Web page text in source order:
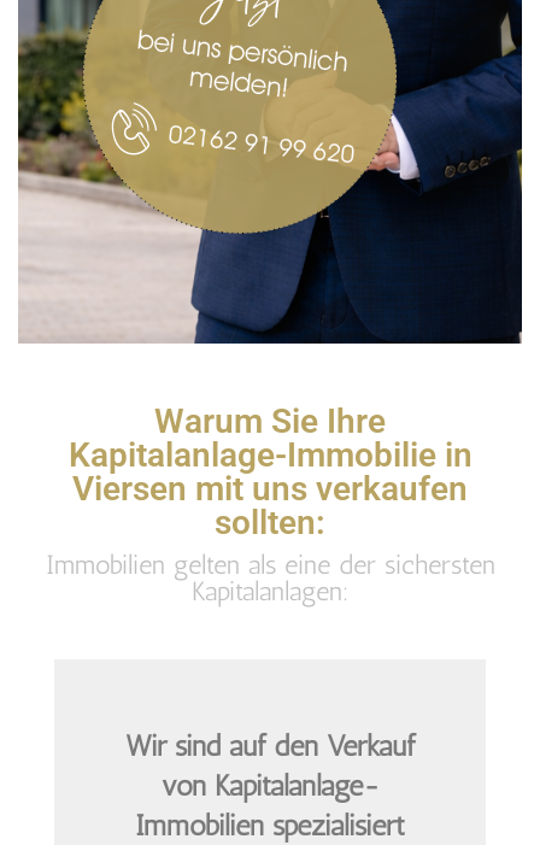
Warum Sie Ihre
Kapitalanlage-Immobilie in
Viersen mit uns verkaufen
sollten:
Immobilien gelten als eine der sichersten
Kapitalanlagen:
Wir sind auf den Verkauf
von Kapitalanlage-
Immobilien spezialisiert